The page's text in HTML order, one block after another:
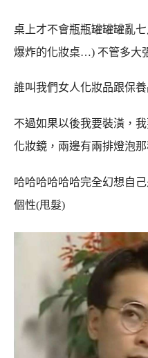
桌上才不會瓶瓶罐罐罐亂
爆炸的化妝桌…) 不管多大
誰叫我們女人化妝品跟保
不過如果以後我要裝潢，
化妝鏡，兩邊有兩排燈泡
哈哈哈哈哈哈完全幻想自己
個性(甩髮)